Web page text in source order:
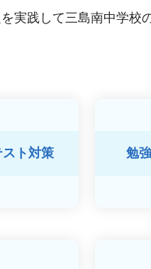
実践して三島南中学校
ト対策 勉